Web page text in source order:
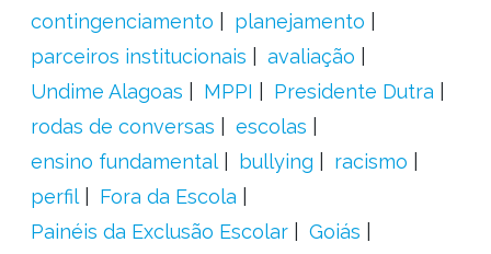
contingenciamento
planejamento
parceiros institucionais
avaliação
Undime Alagoas
MPPI
Presidente Dutra
rodas de conversas
escolas
ensino fundamental
bullying
racismo
perfil
Fora da Escola
Painéis da Exclusão Escolar
Goiás